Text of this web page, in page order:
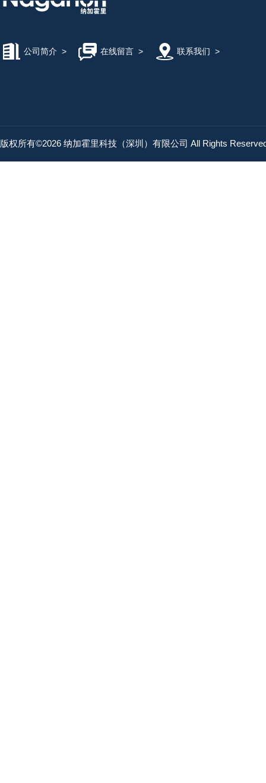
公司简介 > 在线留言> 联系我们 >
版权所有©2026 纳加霍里科技（深圳）有限公司 All Rights